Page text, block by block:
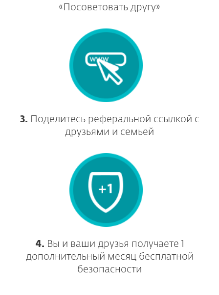
«Посоветовать другу»
3. Поделитесь реферальной ссылкой с
друзьями и семьей
4. Вы и ваши друзья получаете 1
дополнительный месяц бесплатной
безопасности